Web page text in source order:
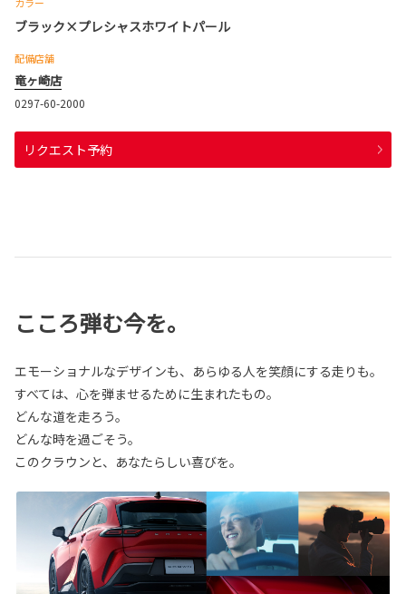
ブラック×プレシャスホワイトパール
配備店舗
竜ヶ崎店
0297-60-2000
リクエスト予約
こころ弾む今を。
エモーショナルなデザインも、あらゆる人を笑顔にする走りも。
すべては、心を弾ませるために生まれたもの。
どんな道を走ろう。
どんな時を過ごそう。
このクラウンと、あなたらしい喜びを。